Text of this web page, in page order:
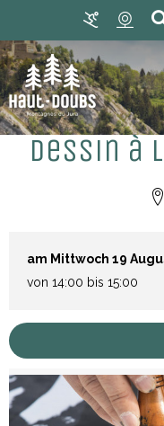
Dessin à
am Mittwoch 19
von 14:00 bis 15:00